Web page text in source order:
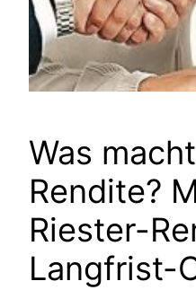
Was
Rendite?
Riester-
Langfrist-